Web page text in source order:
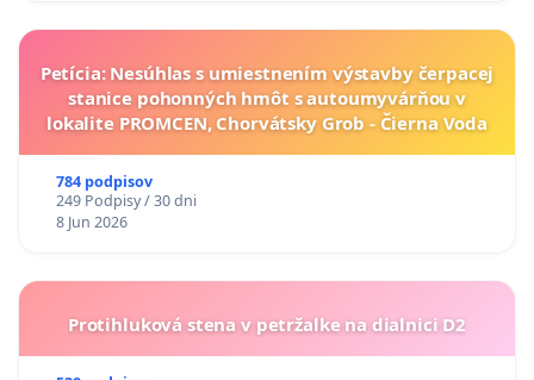
Petícia: Nesúhlas s umiestnením výstavby čerpacej
stanice pohonných hmôt s autoumyvárňou v
lokalite PROMCEN, Chorvátsky Grob - Čierna Voda
784 podpisov
249 Podpisy / 30 dni
8 Jun 2026
Protihluková stena v petržalke na dialnici D2